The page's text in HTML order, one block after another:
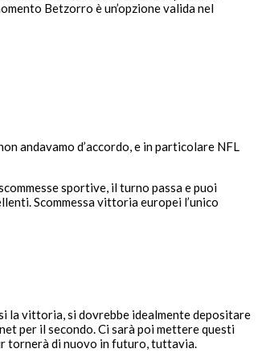
Betzorro è un’opzione valida nel
andavamo d’accordo, e in particolare NFL
sportive, il turno passa e puoi
Scommessa vittoria europei l’unico
la vittoria, si dovrebbe idealmente depositare
per il secondo. Ci sarà poi mettere questi
tornerà di nuovo in futuro, tuttavia.